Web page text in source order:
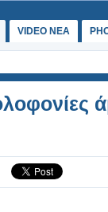
VIDEO NEA